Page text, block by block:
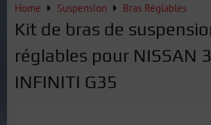
Home Suspension Bras Réglables
Kit de bras de
réglables pour NISSAN
INFINITI G35